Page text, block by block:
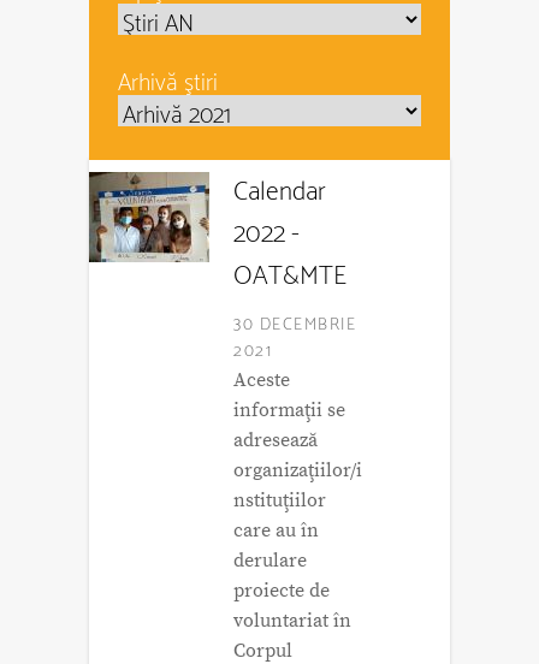
Arhivă ştiri
Calendar
2022 -
OAT&MTE
30 DECEMBRIE
2021
Aceste
informaţii se
adresează
organizaţiilor/i
nstituţiilor
care au în
derulare
proiecte de
voluntariat în
Corpul